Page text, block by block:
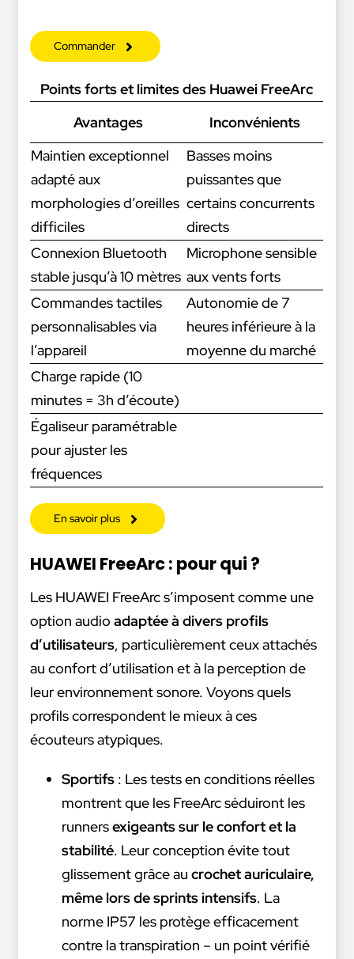
Commander
Points forts et limites des Huawei FreeArc
Avantages
Inconvénients
Maintien exceptionnel
adapté aux
morphologies d’oreilles
difficiles
Basses moins
puissantes que
certains concurrents
directs
Connexion Bluetooth
stable jusqu’à 10 mètres
Microphone sensible
aux vents forts
Commandes tactiles
personnalisables via
l’appareil
Autonomie de 7
heures inférieure à la
moyenne du marché
Charge rapide (10
minutes = 3h d’écoute)
Égaliseur paramétrable
pour ajuster les
fréquences
En savoir plus
HUAWEI FreeArc : pour qui ?
Les HUAWEI FreeArc s’imposent comme une
option audioadaptée à divers profils
d’utilisateurs, particulièrement ceux attachés
au confort d’utilisation et à la perception de
leur environnement sonore. Voyons quels
profils correspondent le mieux à ces
écouteurs atypiques.
Sportifs : Les tests en conditions réelles
montrent que les FreeArc séduiront les
runnersexigeants sur le confort et la
stabilité. Leur conception évite tout
glissement grâce aucrochet auriculaire,
même lors de sprints intensifs. La
norme IP57 les protège efficacement
contre la transpiration – un point vérifié